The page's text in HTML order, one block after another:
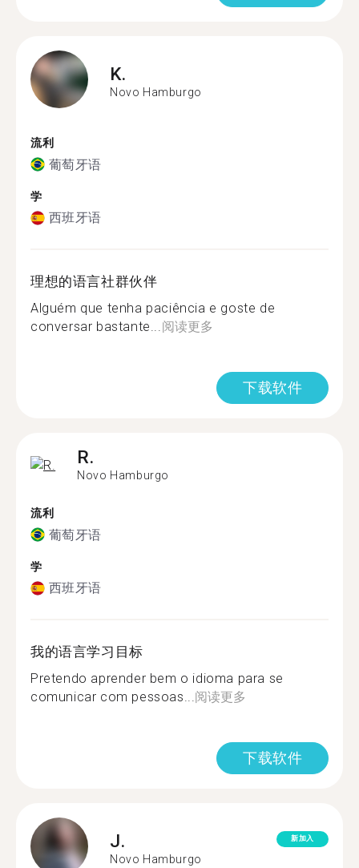
K.
Novo Hamburgo
流利
葡萄牙语
学
西班牙语
理想的语言社群伙伴
Alguém que tenha paciência e goste de
conversar bastante...阅读更多
下载软件
R.
Novo Hamburgo
流利
葡萄牙语
学
西班牙语
我的语言学习目标
Pretendo aprender bem o idioma para se
comunicar com pessoas...阅读更多
下载软件
J.
Novo Hamburgo
新加入